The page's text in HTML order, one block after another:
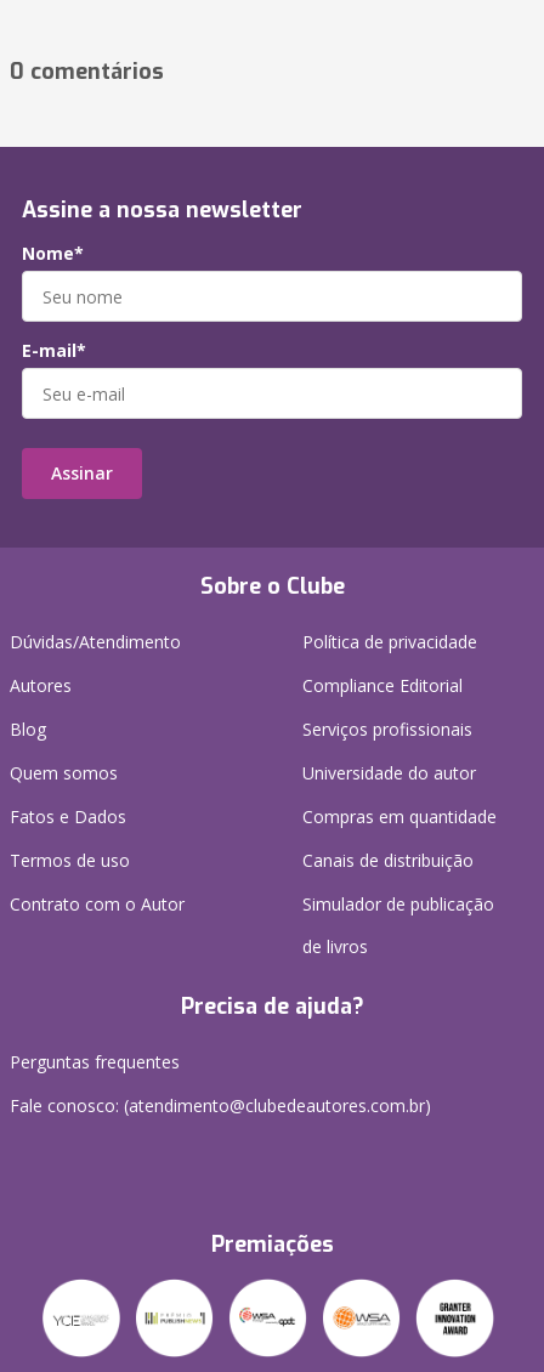
0 comentários
Sobre o Clube
Dúvidas/Atendimento
Autores
Blog
Quem somos
Fatos e Dados
Termos de uso
Contrato com o Autor
Política de privacidade
Compliance Editorial
Serviços profissionais
Universidade do autor
Compras em quantidade
Canais de distribuição
Simulador de publicação
de livros
Precisa de ajuda?
Perguntas frequentes
Fale conosco: (atendimento@clubedeautores.com.br)
Premiações
Assine a nossa newsletter
Nome*
E-mail*
Assinar